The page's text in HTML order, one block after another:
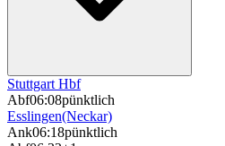
Stuttgart Hbf
Abf06:08pünktlich
Esslingen(Neckar)
Ank06:18pünktlich